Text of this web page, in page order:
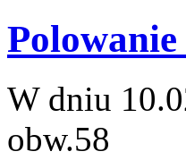
W dniu
obw.58